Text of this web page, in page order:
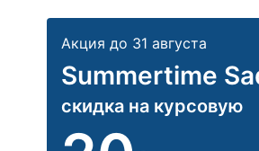
Акция до 31 августа
Summertime
скидка на курсовую